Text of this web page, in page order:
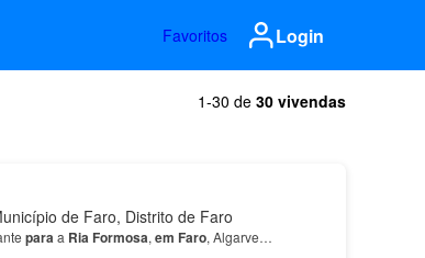
Favoritos Login
1-30 de 30 vivendas
de Faro, Distrito de Faro
paraa Ria Formosa, em Faro, Algarve…